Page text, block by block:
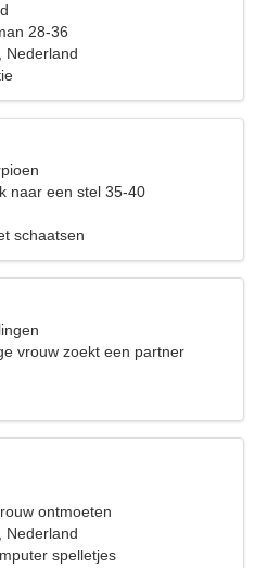
28-36
Nederland
naar een stel 35-40
schaatsen
vrouw zoekt een partner
ontmoeten
Nederland
spelletjes